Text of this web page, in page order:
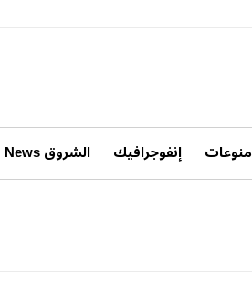
منوعات إنفوجرافيك الشروق News